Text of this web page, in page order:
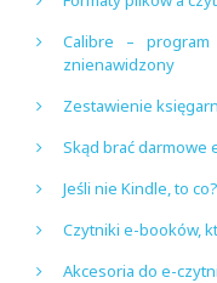
Calibre –
znienawidzony
Zestawienie
Skąd brać darmowe
Jeśli nie Kindle, to co?
Czytniki e-booków,
Akcesoria do e-